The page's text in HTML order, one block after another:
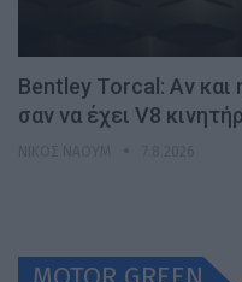
Bentley Torcal: Αν και
σαν να έχει V8